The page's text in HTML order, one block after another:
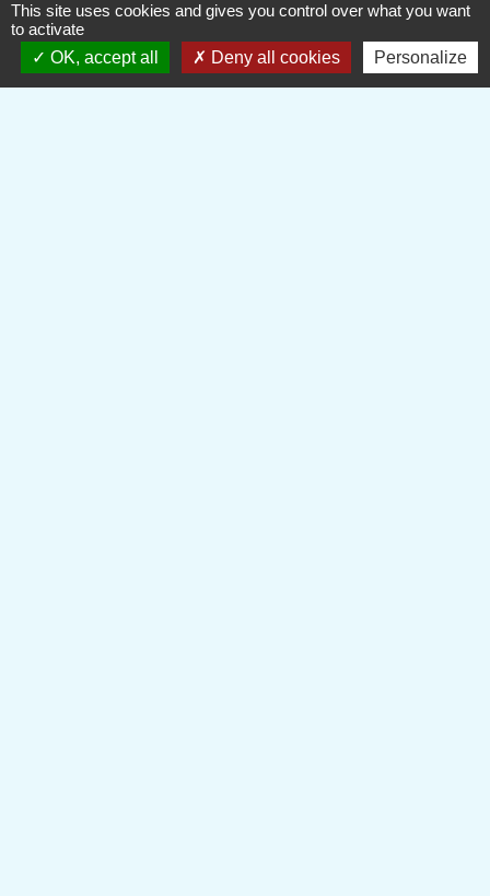
Signaler une erreur sur cette page
This site uses cookies and gives you control over what you want
to activate
OK, accept all
Deny all cookies Personalize